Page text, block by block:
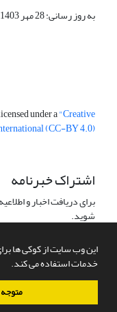
این وب سایت از کوکی ها
خدمات استفاده می کند.
به روز رسانی: 28 مهر 1403
under a"Creative
(CC-BY 4.0)"
اشتراک خبرنامه
برای دریافت اخبار و
شوید.
سامانه مدیریت نشریات